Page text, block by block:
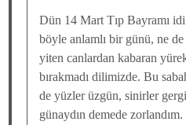
Dün 14 Mart Tıp Bayramı
böyle anlamlı bir günü, ne
yiten canlardan kabaran
bırakmadı dilimizde. Bu
de yüzler üzgün, sinirler
günaydın demede